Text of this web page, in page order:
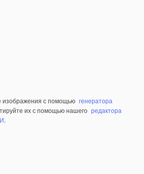
изображения с помощью генератора
их с помощью нашего редактора
.